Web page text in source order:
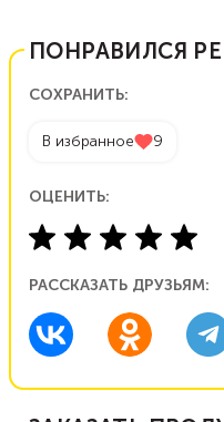
ПОНРАВИЛСЯ
СОХРАНИТЬ:
В избранное 9
ОЦЕНИТЬ:
РАССКАЗАТЬ ДРУЗЬЯМ: